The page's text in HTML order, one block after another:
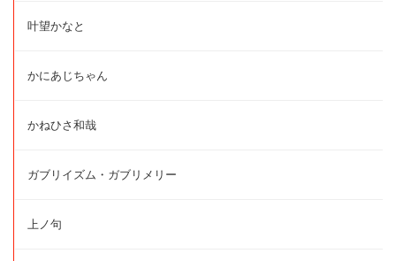
叶望かなと
かにあじちゃん
かねひさ和哉
ガブリイズム・ガブリメリー
上ノ句